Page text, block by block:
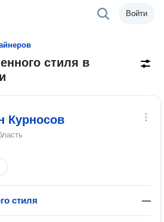
Войти
стиля в
Курносов
стиля —